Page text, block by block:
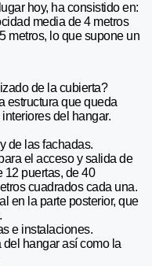
hoy, ha consistido en:
media de 4 metros
metros, lo que supone un
de la cubierta?
estructura que queda
del hangar.
de las fachadas.
el acceso y salida de
12 puertas, de 40
cuadrados cada una.
en la parte posterior, que
e instalaciones.
hangar así como la